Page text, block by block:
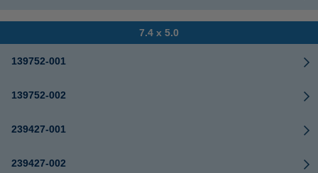
7.4 x 5.0
139752-001
139752-002
239427-001
239427-002